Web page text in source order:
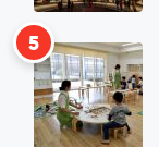
5